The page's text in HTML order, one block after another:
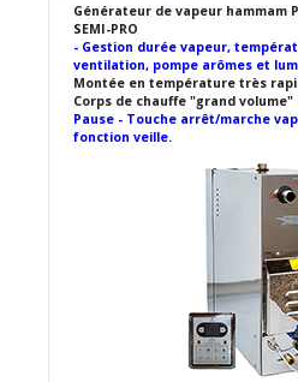
Générateur de vapeur hammam
SEMI-PRO
- Gestion durée vapeur,
ventilation, pompe arômes et
Montée en température très
Corps de chauffe "grand volume"
Pause - Touche arrêt/marche
fonction veille.